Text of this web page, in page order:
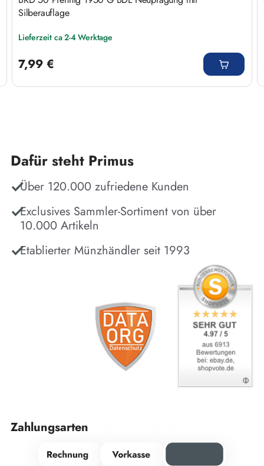
Silberauflage
Lieferzeit ca 2-4 Werktage
7,99 €
Dafür steht Primus
Über 120.000 zufriedene Kunden
Exclusives Sammler-Sortiment von über
10.000 Artikeln
Etablierter Münzhändler seit 1993
Zahlungsarten